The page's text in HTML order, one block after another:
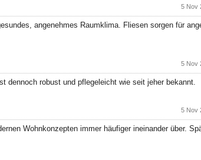
5 Nov
angenehmes Raumklima. Fliesen sorgen für
5 Nov
dennoch robust und pflegeleicht wie seit jeher bekannt.
5 Nov
Wohnkon­zepten immer häufiger ineinander über.